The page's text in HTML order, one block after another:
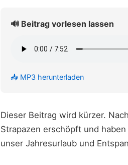
🔊 Beitrag vorlesen lassen
📥 MP3 herunterladen
Dieser Beitrag wird kürzer.
Strapazen erschöpft und
unser Jahresurlaub und